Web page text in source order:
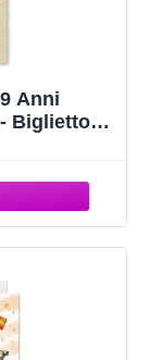
Anni
Biglietto
1977 -